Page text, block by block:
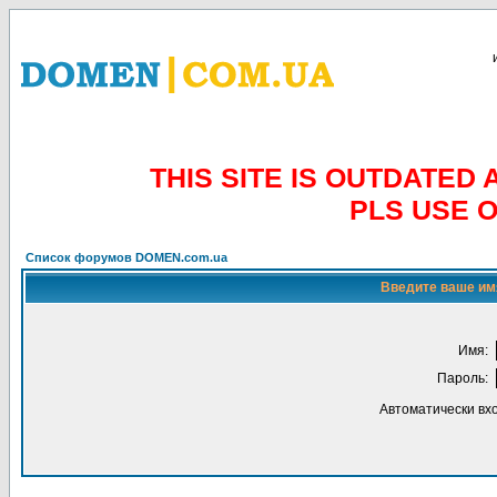
THIS SITE IS OUTDATED
PLS USE
Список форумов DOMEN.com.ua
Введите ваше
Имя:
Пароль:
Автоматически